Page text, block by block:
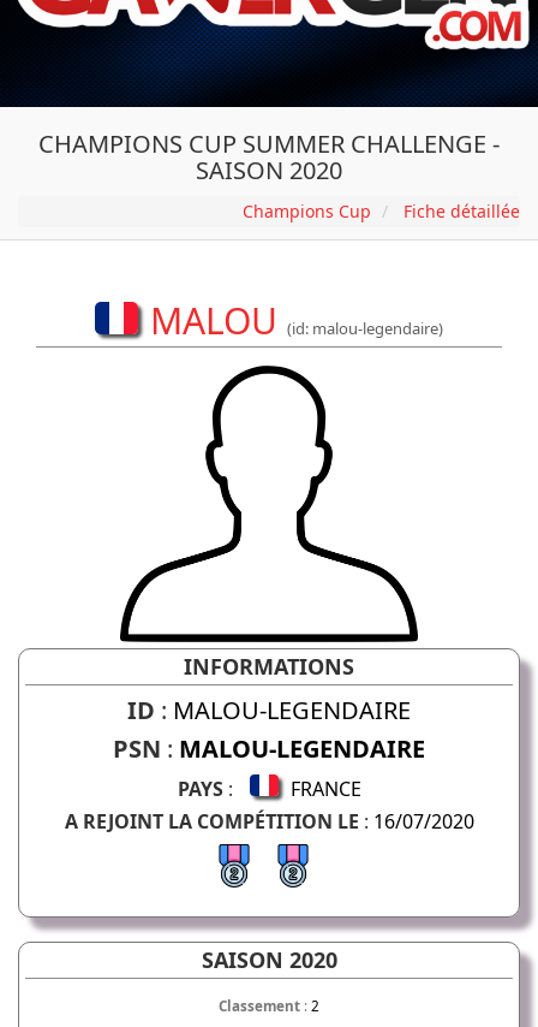
CHAMPIONS CUP SUMMER CHALLENGE -
SAISON 2020
Champions Cup Fiche détaillée
MALOU (id: malou-legendaire)
INFORMATIONS
ID : MALOU-LEGENDAIRE
PSN : MALOU-LEGENDAIRE
PAYS:
FRANCE
A REJOINT LA COMPÉTITION LE : 16/07/2020
SAISON 2020
Classement : 2